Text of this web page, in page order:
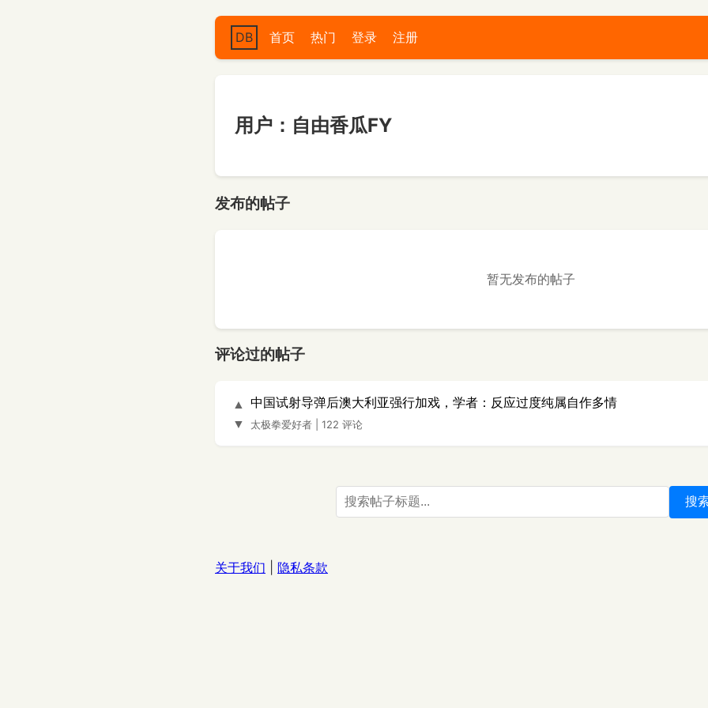
DB 首页 热门 登录 注册
用户：自由香瓜FY
发布的帖子
暂无发布的帖子
评论过的帖子
▲
▼
中国试射导弹后澳大利亚强行加戏，学者：反应过度纯属自作多情
太极拳爱好者 122 评论
搜
关于我们 隐私条款